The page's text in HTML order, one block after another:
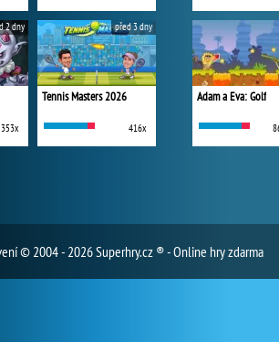
353x
2 dny
Tennis Masters 2026
416x
před 3 dny
Adam a Eva: Golf
© 2004 - 2026 Superhry.cz ® - Online hry zdarma